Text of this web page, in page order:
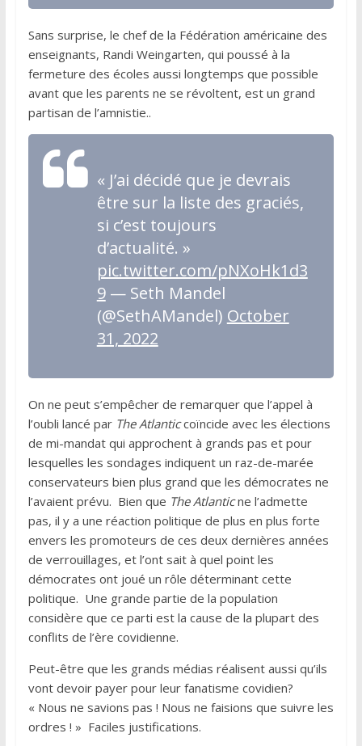
Sans surprise, le chef de la Fédération américaine des
enseignants, Randi Weingarten, qui poussé à la
fermeture des écoles aussi longtemps que possible
avant que les parents ne se révoltent, est un grand
partisan de l’amnistie..
« J’ai décidé que je devrais
être sur la liste des graciés,
si c’est toujours
d’actualité. »
pic.twitter.com/pNXoHk1d3
9— Seth Mandel
(@SethAMandel) October
31, 2022
On ne peut s’empêcher de remarquer que l’appel à
l’oubli lancé par The Atlanticcoïncide avec les élections
de mi-mandat qui approchent à grands pas et pour
lesquelles les sondages indiquent un raz-de-marée
conservateurs bien plus grand que les démocrates ne
l’avaient prévu. Bien que The Atlanticne l’admette
pas, il y a une réaction politique de plus en plus forte
envers les promoteurs de ces deux dernières années
de verrouillages, et l’ont sait à quel point les
démocrates ont joué un rôle déterminant cette
politique. Une grande partie de la population
considère que ce parti est la cause de la plupart des
conflits de l’ère covidienne.
Peut-être que les grands médias réalisent aussi qu’ils
vont devoir payer pour leur fanatisme covidien?
« Nous ne savions pas ! Nous ne faisions que suivre les
ordres ! » Faciles justifications.